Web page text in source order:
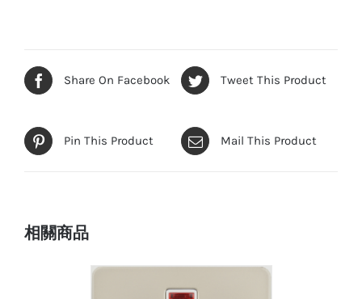
Share On Facebook Tweet This Product
Pin This Product Mail This Product
相關商品